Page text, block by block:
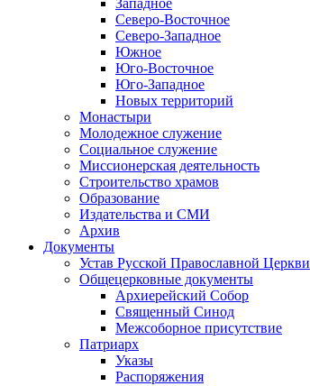
Западное
Северо-Восточное
Северо-Западное
Южное
Юго-Восточное
Юго-Западное
Новых территорий
Монастыри
Молодежное служение
Социальное служение
Миссионерская деятельность
Строительство храмов
Образование
Издательства и СМИ
Архив
Документы
Устав Русской Православной Церкви
Общецерковные документы
Архиерейский Собор
Священный Синод
Межсоборное присутствие
Патриарх
Указы
Распоряжения